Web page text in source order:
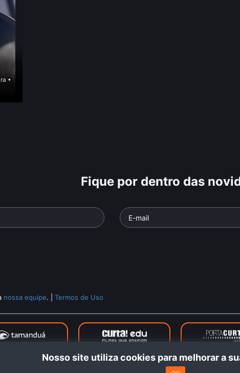
•
Fique por dentro das
nossa equipe. |Termos de Uso
CurtaOn © 2024. Todos os direitos reservados. Feito com
Nosso site utiliza cookies para melhorar a